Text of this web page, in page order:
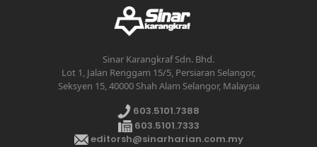
Sinar Karangkraf Sdn. Bhd.
Lot 1, Jalan Renggam 15/5, Persiaran Selangor,
Seksyen 15, 40000 Shah Alam Selangor, Malaysia
603.5101.7388
603.5101.7333
editorsh@sinarharian.com.my